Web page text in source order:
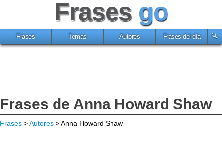
Frases go
Frases Temas Autores Frases del día
Frases de Anna Howard Shaw
Frases >Autores > Anna Howard Shaw